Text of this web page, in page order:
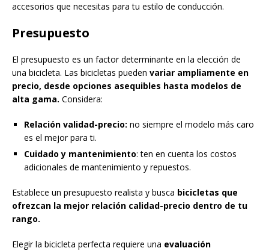
accesorios que necesitas para tu estilo de conducción.
Presupuesto
El presupuesto es un factor determinante en la elección de
una bicicleta. Las bicicletas pueden variar ampliamente en
precio, desde opciones asequibles hasta modelos de
alta gama. Considera:
Relación validad-precio: no siempre el modelo más caro
es el mejor para ti.
Cuidado y mantenimiento: ten en cuenta los costos
adicionales de mantenimiento y repuestos.
Establece un presupuesto realista y busca bicicletas que
ofrezcan la mejor relación calidad-precio dentro de tu
rango.
Elegir la bicicleta perfecta requiere una evaluación